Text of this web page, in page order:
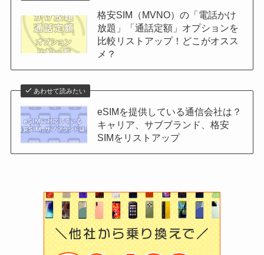
格安SIM（MVNO）の「電話かけ
放題」「通話定額」オプションを
比較リストアップ！どこがオスス
メ？
あわせて読みたい
eSIMを提供している通信会社は？
キャリア、サブブランド、格安
SIMをリストアップ